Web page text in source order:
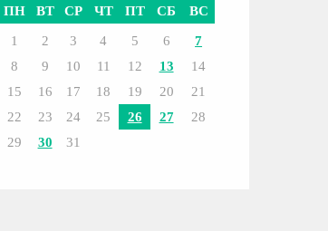
ПН ВТ СР ЧТ ПТ СБ ВС
1 2 3 4 5 6
7
8
9 10 11 12 13
14
15
16 17 18 19 20
21
22
23 24 25 26 27
28
29
30 31